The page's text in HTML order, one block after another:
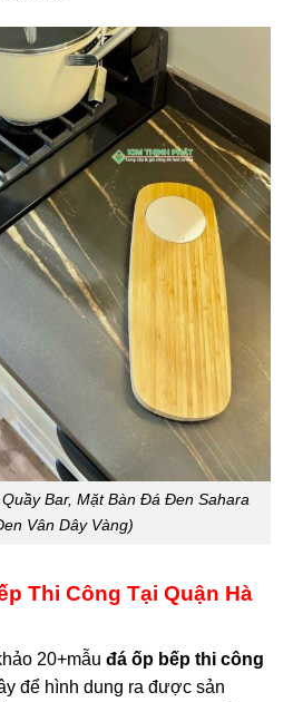
Bar, Mặt Bàn Đá Đen Sahara
Vân Dây Vàng)
Thi Công Tại Quận Hà
20+mẫu đá ốp bếp thi công
để hình dung ra được sản